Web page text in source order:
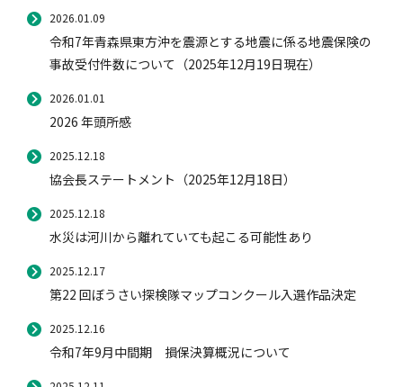
医療・介護保険
個人賠償責任保険
風水雪災等による損害を補償する損害保険
ペット保険
採用情報
所在地（本部・支部）
損害保険お役立ち情報
保険金の支払状況（第三分野）
会員会社等一覧
アジャスター試験
医療研修
交通事故医療研究助成
刊行物・報告書
最新情報
協会ニュースリリース
会員各社ニュースリリース
協会からのお知らせ
協会各地の活動
相談・通報等窓口トップ
損害保険の相談窓口
自然災害損保契約のご照会
他の紛争解決機関等
通報等窓口
English
2026.01.09
令和7年青森県東方沖を震源とする地震に係る地震保険の
事故受付件数について（2025年12月19日現在）
2026.01.01
2026 年頭所感
2025.12.18
協会長ステートメント（2025年12月18日）
2025.12.18
水災は河川から離れていても起こる可能性あり
2025.12.17
第22 回ぼうさい探検隊マップコンクール入選作品決定
2025.12.16
令和7年9月中間期 損保決算概況について